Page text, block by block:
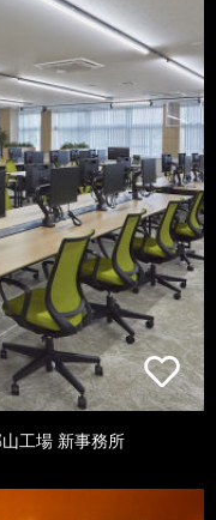
工場 新事務所